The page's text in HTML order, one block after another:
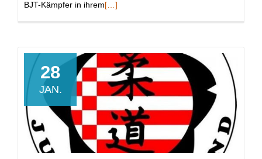
BJT-Kämpfer in ihremRead
Auftaktsieg
gegen
den
Liga-
Favoriten
aus
Hamburg
[…]
28
JAN.